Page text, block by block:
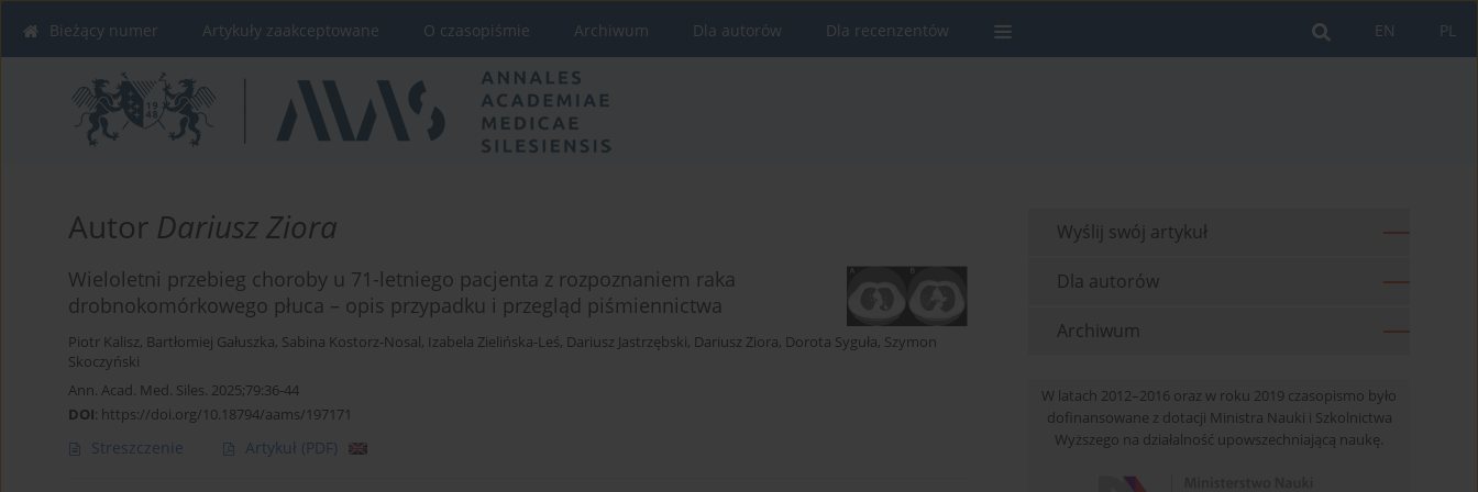
PL
EN
Bieżący numer Artykuły zaakceptowane O czasopiśmie Archiwum Dla autorów Dla recenzentów
Autor Dariusz Ziora
Wieloletni przebieg choroby u 71-letniego pacjenta z rozpoznaniem raka
drobnokomórkowego płuca – opis przypadku i przegląd piśmiennictwa
Piotr Kalisz, Bartłomiej Gałuszka, Sabina Kostorz-Nosal, Izabela Zielińska-Leś, Dariusz Jastrzębski, Dariusz Ziora, Dorota Syguła, Szymon
Skoczyński
Ann. Acad. Med. Siles. 2025;79:36-44
DOI: https://doi.org/10.18794/aams/197171
Streszczenie Artykuł (PDF)
Wyślij swój artykuł
Dla autorów
Archiwum
W latach 2012–2016 oraz w roku 2019 czasopismo było
dofinansowane z dotacji Ministra Nauki i Szkolnictwa
Wyższego na działalność upowszechniającą naukę.